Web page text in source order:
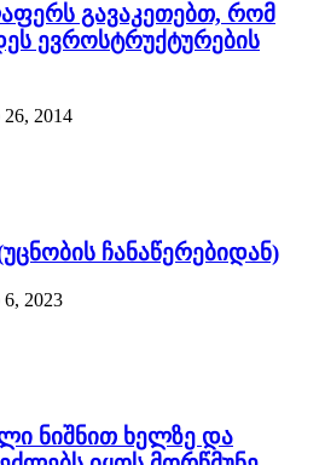
გავაკეთებთ, რომ
ევროსტრუქტურების
2014
ჩანაწერებიდან)
2023
ნიშნით ხელზე და